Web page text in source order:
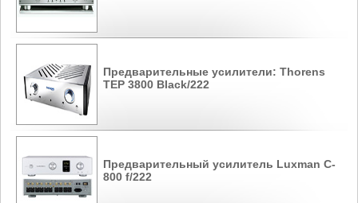
Предварительные усилители: Thorens
TEP 3800 Black/222
Предварительный усилитель Luxman C-
800 f/222